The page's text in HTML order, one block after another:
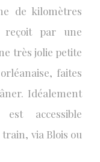
de kilomètres
reçoit par une
très jolie petite
faites
Idéalement
accessible
via Blois ou